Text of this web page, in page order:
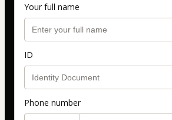
Your full name
ID
Phone number